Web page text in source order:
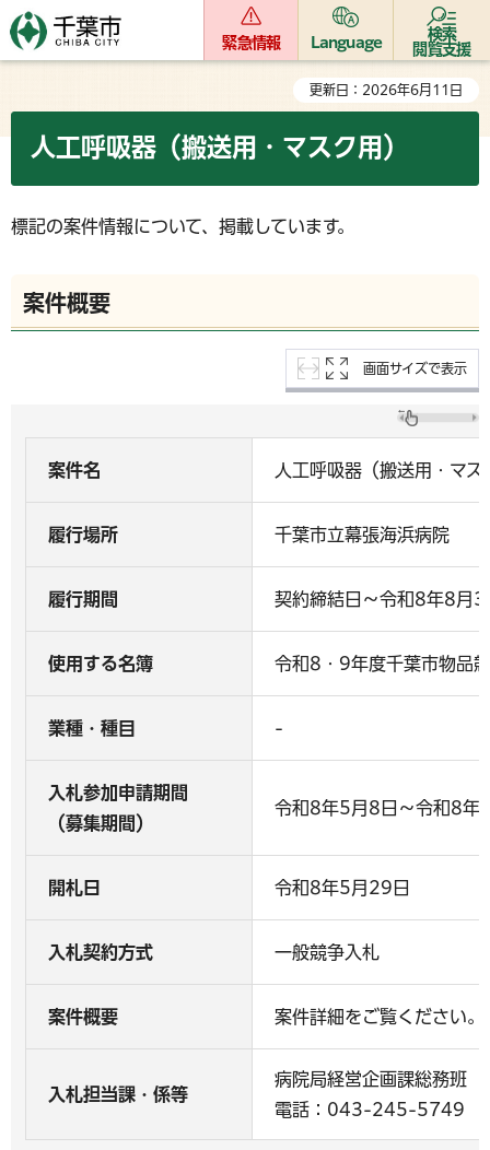
緊急情報 Language
検索
閲覧支援
更新日：2026年6月11日
人工呼吸器（搬送用・マスク用）
標記の案件情報について、掲載しています。
案件概要
画面サイズで表示
案件名 人工呼吸器（搬送用・マス
履行場所 千葉市立幕張海浜病院
履行期間 契約締結日～令和8年8月
使用する名簿 令和8・9年度千葉市物品
業種・種目 -
入札参加申請期間
（募集期間）
令和8年5月8日～令和8年
開札日 令和8年5月29日
入札契約方式 一般競争入札
案件概要 案件詳細をご覧ください。
入札担当課・係等
病院局経営企画課総務班
電話：043-245-5749